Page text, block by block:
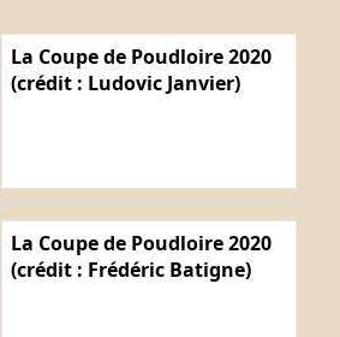
La Coupe de Poudloire 2020
(crédit : Ludovic Janvier)
La Coupe de Poudloire 2020
(crédit : Frédéric Batigne)